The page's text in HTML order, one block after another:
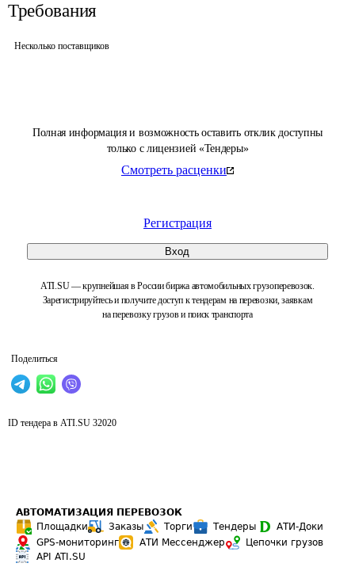
Полная информация и возможность оставить отклик доступны
только с лицензией «Тендеры»
Смотреть расценки
Регистрация
Вход
ATI.SU — крупнейшая в России биржа автомобильных грузоперевозок.
Зарегистрируйтесь и получите доступ к тендерам на перевозки, заявкам
на перевозку грузов и поиск транспорта
Поделиться
Требования
Несколько поставщиков
ID тендера в ATI.SU 32020
АВТОМАТИЗАЦИЯ ПЕРЕВОЗОК
Площадки
Заказы Торги Тендеры
АТИ-Доки
GPS-мониторинг
АТИ Мессенджер
Цепочки грузов
API ATI.SU